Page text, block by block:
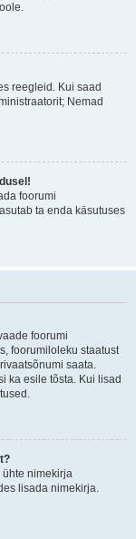
reegleid. Kui saad
Nemad
foorumi
ta enda käsutuses
foorumi
foorumiloleku staatust
saata.
ka esile tõsta. Kui lisad
ühte nimekirja
lisada nimekirja.